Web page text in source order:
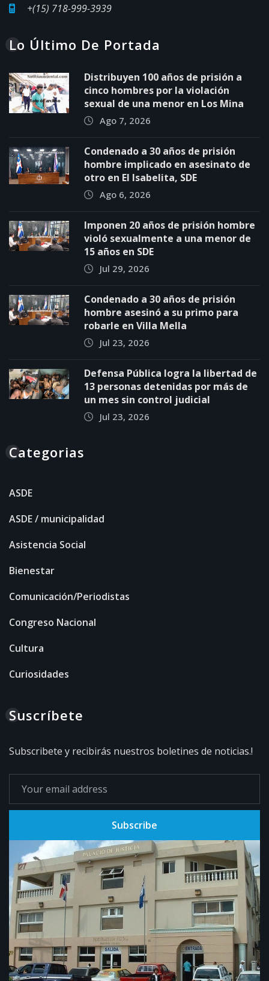
+(15) 718-999-3939
Lo Último De Portada
Distribuyen 100 años de prisión a
cinco hombres por la violación
sexual de una menor en Los Mina
Ago 7, 2026
Condenado a 30 años de prisión
hombre implicado en asesinato de
otro en El Isabelita, SDE
Ago 6, 2026
Imponen 20 años de prisión hombre
violó sexualmente a una menor de
15 años en SDE
Jul 29, 2026
Condenado a 30 años de prisión
hombre asesinó a su primo para
robarle en Villa Mella
Jul 23, 2026
Defensa Pública logra la libertad de
13 personas detenidas por más de
un mes sin control judicial
Jul 23, 2026
Categorias
ASDE
ASDE / municipalidad
Asistencia Social
Bienestar
Comunicación/Periodistas
Congreso Nacional
Cultura
Curiosidades
Suscríbete
Subscribete y recibirás nuestros boletines de noticias.!
Subscribe